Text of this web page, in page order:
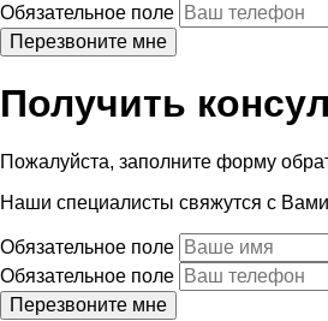
Обязательное поле
Получить
Пожалуйста, заполните форму
Наши специалисты свяжутся с
Обязательное поле
Обязательное поле